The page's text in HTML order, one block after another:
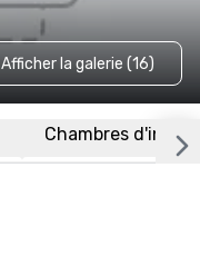
Afficher la galerie (16)
Chambres